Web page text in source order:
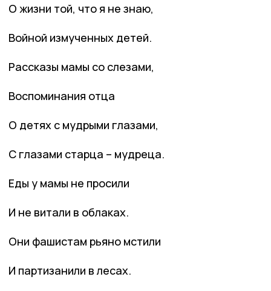
О жизни той, что я не знаю,
Войной измученных детей.
Рассказы мамы со слезами,
Воспоминания отца
О детях с мудрыми глазами,
С глазами старца – мудреца.
Еды у мамы не просили
И не витали в облаках.
Они фашистам рьяно мстили
И партизанили в лесах.